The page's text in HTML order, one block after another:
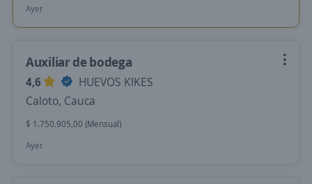
Ayer
Auxiliar de bodega
4,6
HUEVOS KIKES
Caloto, Cauca
$ 1.750.905,00 (Mensual)
Ayer